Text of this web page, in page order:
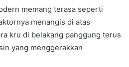
memang terasa seperti
menangis di atas
kru di belakang panggung terus
yang menggerakkan